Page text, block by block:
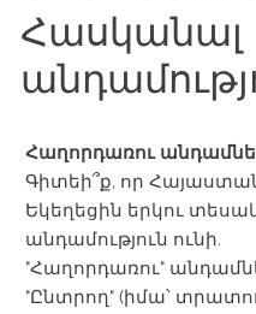
Հասկանալ
Հաղորդառու
Գիտեի՞ք, որ
Եկեղեցին երկու
անդամություն ունի.
"Հաղորդառու"
"Ընտրող" (իմա՝